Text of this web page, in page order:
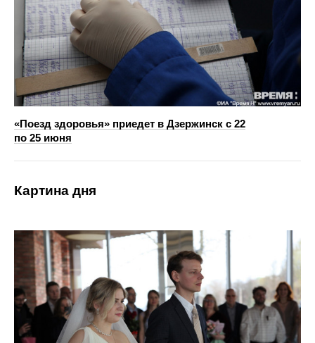
«Поезд здоровья» приедет в Дзержинск с 22
по 25 июня
Картина дня